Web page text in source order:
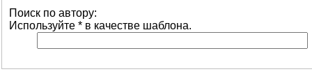
Поиск по автору:
Используйте * в качестве шаблона.